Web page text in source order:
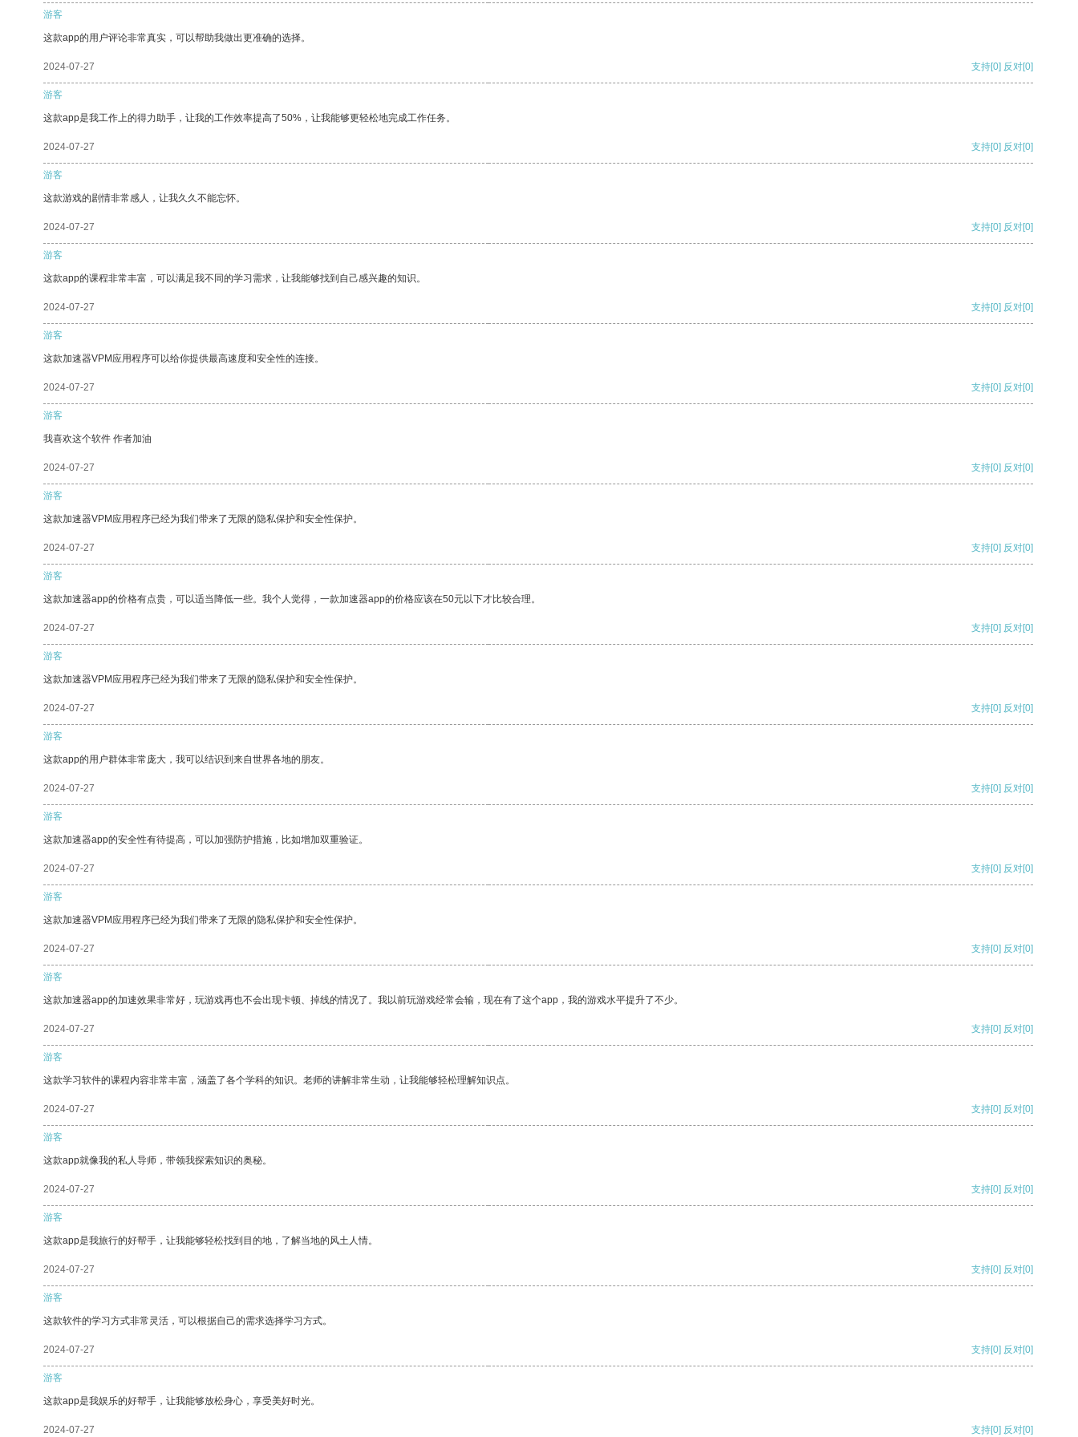
游客
这款app的用户评论非常真实，可以帮助我做出更准确的选择。
2024-07-27 支持[0] 反对[0]
游客
这款app是我工作上的得力助手，让我的工作效率提高了50%，让我能够更轻松地完成工作任务。
2024-07-27 支持[0] 反对[0]
游客
这款游戏的剧情非常感人，让我久久不能忘怀。
2024-07-27 支持[0] 反对[0]
游客
这款app的课程非常丰富，可以满足我不同的学习需求，让我能够找到自己感兴趣的知识。
2024-07-27 支持[0] 反对[0]
游客
这款加速器VPM应用程序可以给你提供最高速度和安全性的连接。
2024-07-27 支持[0] 反对[0]
游客
我喜欢这个软件 作者加油
2024-07-27 支持[0] 反对[0]
游客
这款加速器VPM应用程序已经为我们带来了无限的隐私保护和安全性保护。
2024-07-27 支持[0] 反对[0]
游客
这款加速器app的价格有点贵，可以适当降低一些。我个人觉得，一款加速器app的价格应该在50元以下才比较合理。
2024-07-27 支持[0] 反对[0]
游客
这款加速器VPM应用程序已经为我们带来了无限的隐私保护和安全性保护。
2024-07-27 支持[0] 反对[0]
游客
这款app的用户群体非常庞大，我可以结识到来自世界各地的朋友。
2024-07-27 支持[0] 反对[0]
游客
这款加速器app的安全性有待提高，可以加强防护措施，比如增加双重验证。
2024-07-27 支持[0] 反对[0]
游客
这款加速器VPM应用程序已经为我们带来了无限的隐私保护和安全性保护。
2024-07-27 支持[0] 反对[0]
游客
这款加速器app的加速效果非常好，玩游戏再也不会出现卡顿、掉线的情况了。我以前玩游戏经常会输，现在有了这个app，我的游戏水平提升了不少。
2024-07-27 支持[0] 反对[0]
游客
这款学习软件的课程内容非常丰富，涵盖了各个学科的知识。老师的讲解非常生动，让我能够轻松理解知识点。
2024-07-27 支持[0] 反对[0]
游客
这款app就像我的私人导师，带领我探索知识的奥秘。
2024-07-27 支持[0] 反对[0]
游客
这款app是我旅行的好帮手，让我能够轻松找到目的地，了解当地的风土人情。
2024-07-27 支持[0] 反对[0]
游客
这款软件的学习方式非常灵活，可以根据自己的需求选择学习方式。
2024-07-27 支持[0] 反对[0]
游客
这款app是我娱乐的好帮手，让我能够放松身心，享受美好时光。
2024-07-27 支持[0] 反对[0]